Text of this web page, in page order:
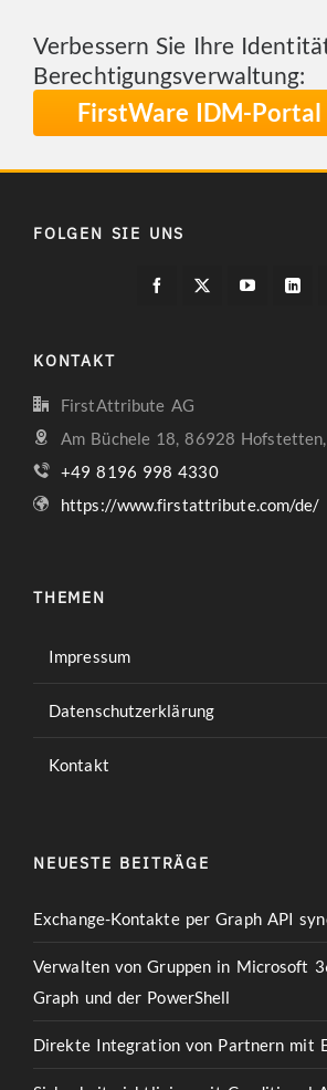
Verbessern Sie Ihre
Berechtigungsverwaltung:
FirstWare IDM-Portal
FOLGEN SIE UNS
KONTAKT
FirstAttribute AG
Am Büchele 18, 86928
+49 8196 998 4330
https://www.firstattribute.com/de/
THEMEN
Impressum
Datenschutzerklärung
Kontakt
NEUESTE BEITRÄGE
Exchange-Kontakte per Graph API
Verwalten von Gruppen in Microsoft
Graph und der PowerShell
Direkte Integration von Partnern mit